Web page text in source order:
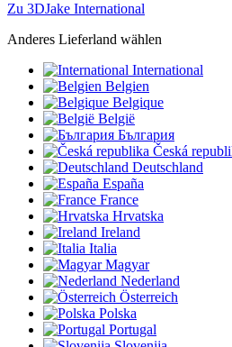
Zu 3DJake International
Anderes Lieferland wählen
International
Belgien
Belgique
België
България
Česká
Deutschland
España
France
Hrvatska
Ireland
Italia
Magyar
Nederland
Österreich
Polska
Portugal